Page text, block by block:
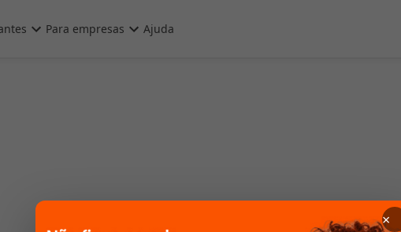
Para empresas Ajuda
×